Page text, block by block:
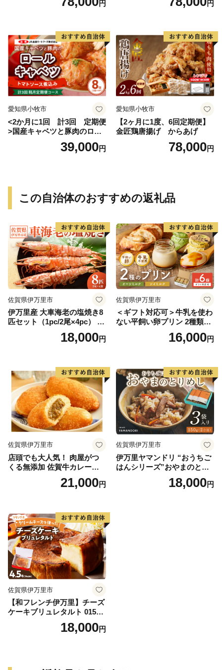
円 円
愛知県小牧市
<2か月に1回 計3回 定期便
>国産キャベツと豚肉のロー
ルキャベツ（4P入り）
39,000円
愛知県小牧市
【2ヶ月に1度、6回定期便】
金匠鶏唐揚げ からあげ
78,000円
この自治体のおすすめの返礼品
佐賀県伊万里市
伊万里産 大車海老の塩焼き8
匹セット（1pc/2尾×4pc） 01
18,000円
佐賀県伊万里市
＜ギフト対応可＞牛乳を使わ
ない平飼い卵プリン 2種類セ
ット計6個 129-F28916,000円
佐賀県伊万里市
店頭でも大人気！ 肉屋がつ
くる無添加 佐賀牛カレーパ
ン 10個 数量限定 155-J696
21,000円
佐賀県伊万里市
伊万里ヤマンドリ “おうちご
はんシリーズ”おやまのとり
18,000円
佐賀県伊万里市
【和フレンチ伊万里】チーズ
ケーキブリュレタルト 015-F
18,000円